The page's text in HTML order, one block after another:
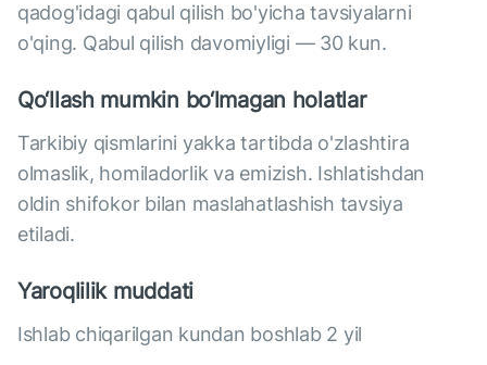
qadog'idagi qabul qilish bo'yicha tavsiyalarni
o'qing. Qabul qilish davomiyligi — 30 kun.
Qo‘llash mumkin bo‘lmagan holatlar
Tarkibiy qismlarini yakka tartibda o'zlashtira
olmaslik, homiladorlik va emizish. Ishlatishdan
oldin shifokor bilan maslahatlashish tavsiya
etiladi.
Yaroqlilik muddati
Ishlab chiqarilgan kundan boshlab 2 yil